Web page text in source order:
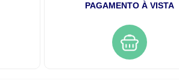
PAGAMENTO À VISTA